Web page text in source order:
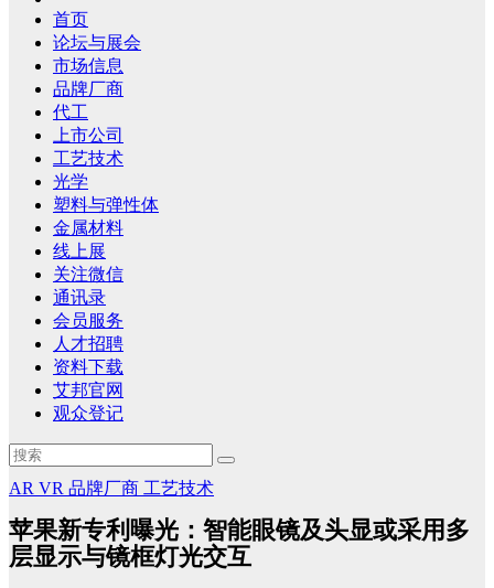
首页
论坛与展会
市场信息
品牌厂商
代工
上市公司
工艺技术
光学
塑料与弹性体
金属材料
线上展
关注微信
通讯录
会员服务
人才招聘
资料下载
艾邦官网
观众登记
AR VR 品牌厂商 工艺技术
苹果新专利曝光：智能眼镜及头显或采用多
层显示与镜框灯光交互